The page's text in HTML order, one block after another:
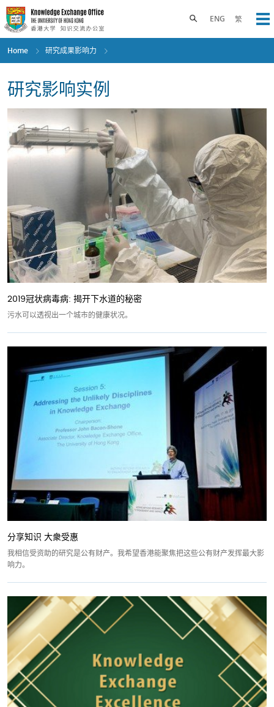
Skip
to
main
content
ENG 繁
Toggle search panel
Home 研究成果影响力
研究影响实例
2019冠状病毒病: 揭开下水道的秘密
污水可以透视出一个城市的健康状况。
分享知识 大衆受惠
我相信受资助的研究是公有财产。我希望香港能聚焦把这些公有财产发挥最大影
响力。